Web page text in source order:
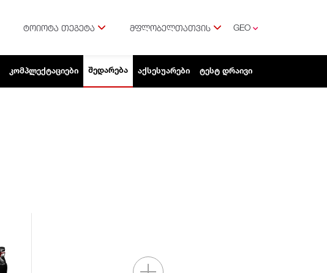
ᲢᲝᲘᲝᲢᲐ ᲗᲔᲒᲔᲢᲐ ᲛᲤᲚᲝᲑᲔᲚᲗᲐᲗᲕᲘᲡ
GEO
ᲙᲝᲛᲞᲚᲔᲥᲢᲐᲪᲘᲔᲑᲘ ᲨᲔᲓᲐᲠᲔᲑᲐ ᲐᲥᲡᲔᲡᲣᲐᲠᲔᲑᲘ ᲢᲔᲡᲢ ᲓᲠᲐᲘᲕᲘ